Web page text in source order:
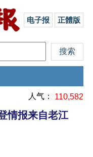
电子报 正體版
人气： 110,582
情报来自老江